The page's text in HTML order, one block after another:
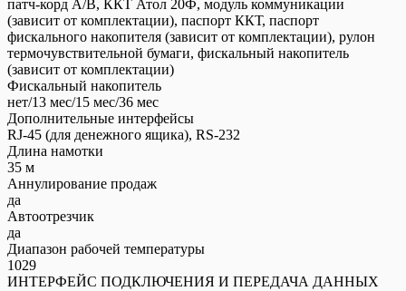
патч-корд А/В, ККТ Атол 20Ф, модуль коммуникации
(зависит от комплектации), паспорт ККТ, паспорт
фискального накопителя (зависит от комплектации), рулон
термочувствительной бумаги, фискальный накопитель
(зависит от комплектации)
Фискальный накопитель
нет/13 мес/15 мес/36 мес
Дополнительные интерфейсы
RJ-45 (для денежного ящика), RS-232
Длина намотки
35 м
Аннулирование продаж
да
Автоотрезчик
да
Диапазон рабочей температуры
1029
ИНТЕРФЕЙС ПОДКЛЮЧЕНИЯ И ПЕРЕДАЧА ДАННЫХ